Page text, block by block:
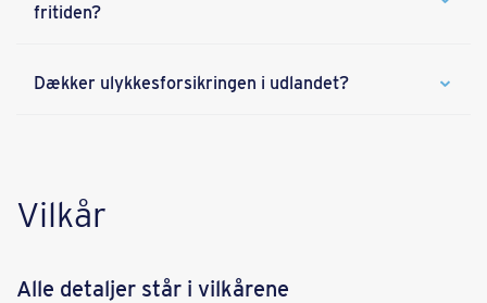
fritiden?
Dækker ulykkesforsikringen i udlandet?
Vilkår
Alle detaljer står i vilkårene